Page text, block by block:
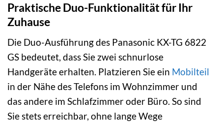
Praktische Duo-Funktionalität für Ihr
Zuhause
Die Duo-Ausführung des Panasonic KX-TG 6822
GS bedeutet, dass Sie zwei schnurlose
Handgeräte erhalten. Platzieren Sie ein Mobilteil
in der Nähe des Telefons im Wohnzimmer und
das andere im Schlafzimmer oder Büro. So sind
Sie stets erreichbar, ohne lange Wege